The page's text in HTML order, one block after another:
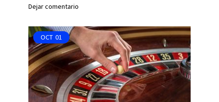
Dejar comentario
OCT 01